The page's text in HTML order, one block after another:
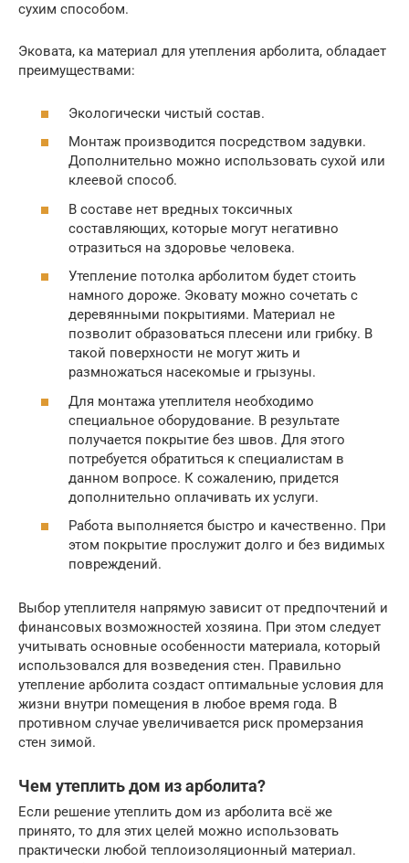
сухим способом.
Эковата, ка материал для утепления арболита, обладает
преимуществами:
Экологически чистый состав.
Монтаж производится посредством задувки.
Дополнительно можно использовать сухой или
клеевой способ.
В составе нет вредных токсичных
составляющих, которые могут негативно
отразиться на здоровье человека.
Утепление потолка арболитом будет стоить
намного дороже. Эковату можно сочетать с
деревянными покрытиями. Материал не
позволит образоваться плесени или грибку. В
такой поверхности не могут жить и
размножаться насекомые и грызуны.
Для монтажа утеплителя необходимо
специальное оборудование. В результате
получается покрытие без швов. Для этого
потребуется обратиться к специалистам в
данном вопросе. К сожалению, придется
дополнительно оплачивать их услуги.
Работа выполняется быстро и качественно. При
этом покрытие прослужит долго и без видимых
повреждений.
Выбор утеплителя напрямую зависит от предпочтений и
финансовых возможностей хозяина. При этом следует
учитывать основные особенности материала, который
использовался для возведения стен. Правильно
утепление арболита создаст оптимальные условия для
жизни внутри помещения в любое время года. В
противном случае увеличивается риск промерзания
стен зимой.
Чем утеплить дом из арболита?
Если решение утеплить дом из арболита всё же
принято, то для этих целей можно использовать
практически любой теплоизоляционный материал.